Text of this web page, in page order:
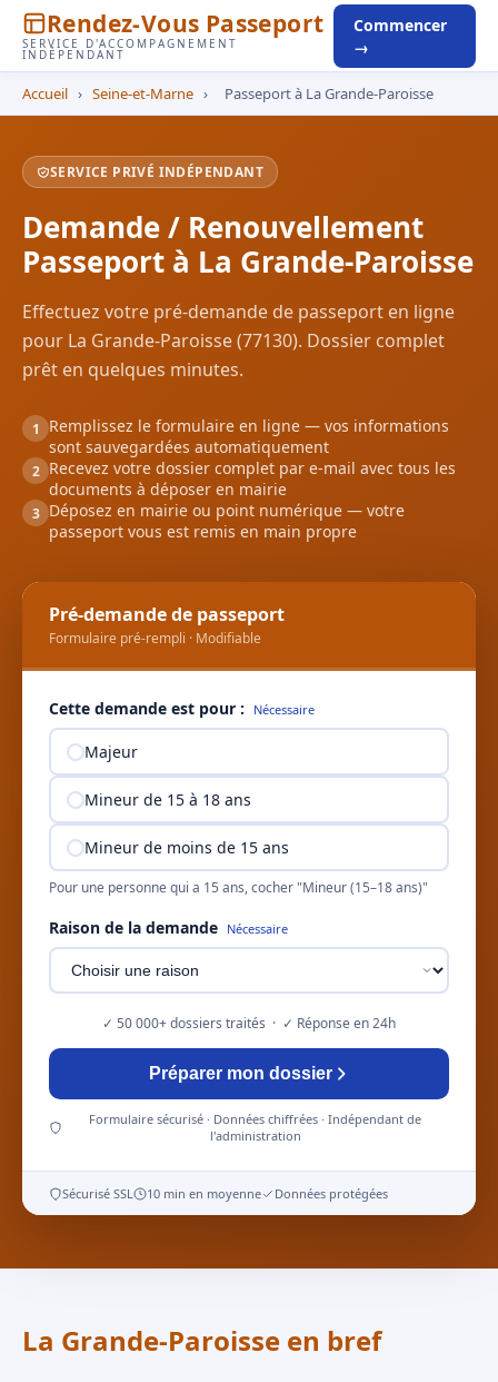
Rendez-Vous Passeport
SERVICE D'ACCOMPAGNEMENT
INDÉPENDANT
Commencer
→
Accueil › Seine-et-Marne › Passeport à La Grande-Paroisse
SERVICE PRIVÉ INDÉPENDANT
Demande / Renouvellement
Passeport à La Grande-Paroisse
Effectuez votre pré-demande de passeport en ligne
pour La Grande-Paroisse (77130). Dossier complet
prêt en quelques minutes.
1
Remplissez le formulaire en ligne — vos informations
sont sauvegardées automatiquement
2 Recevez votre dossier complet par e-mail avec tous les
documents à déposer en mairie
3 Déposez en mairie ou point numérique — votre
passeport vous est remis en main propre
Pré-demande de passeport
Formulaire pré-rempli · Modifiable
Cette demande est pour : Nécessaire
Majeur
Mineur de 15 à 18 ans
Mineur de moins de 15 ans
Pour une personne qui a 15 ans, cocher "Mineur (15–18 ans)"
Raison de la demande Nécessaire
✓ 50 000+ dossiers traités · ✓ Réponse en 24h
Préparer mon dossier
Formulaire sécurisé · Données chiffrées · Indépendant de
l'administration
Sécurisé SSL 10 min en moyenne Données protégées
La Grande-Paroisse en bref